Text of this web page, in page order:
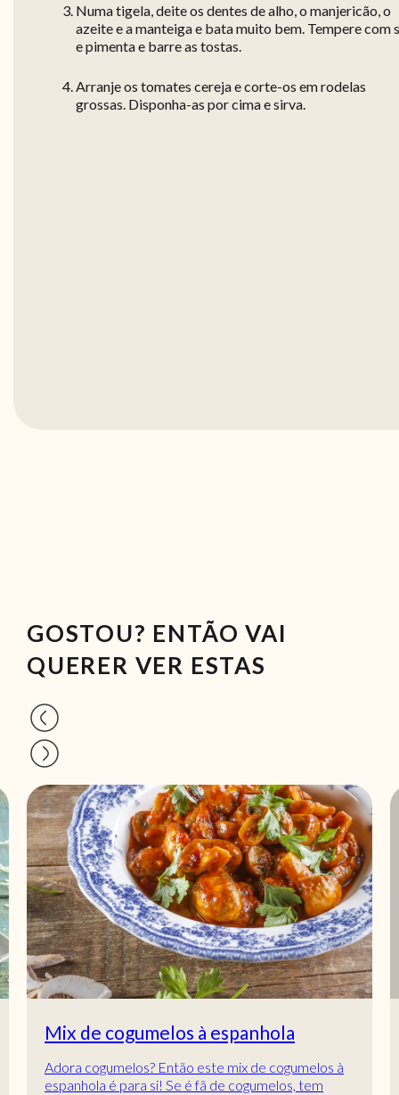
Numa tigela, deite os dentes de alho, o manjericão, o
azeite e a manteiga e bata muito bem. Tempere com
e pimenta e barre as tostas.
Arranje os tomates cereja e corte-os em rodelas
grossas. Disponha-as por cima e sirva.
GOSTOU? ENTÃO VAI
QUERER VER ESTAS
Mix de cogumelos à espanhola
Adora cogumelos? Então este mix de cogumelos à
espanhola é para si! Se é fã de cogumelos, tem